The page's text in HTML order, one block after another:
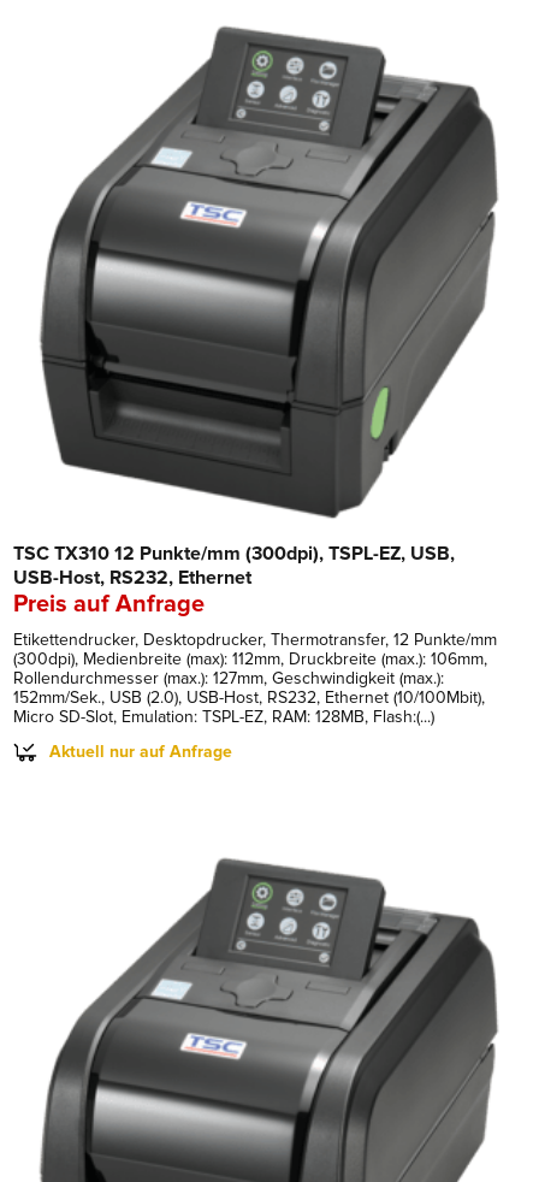
TSC TX310 12 Punkte/mm (300dpi), TSPL-EZ, USB,
USB-Host, RS232, Ethernet
Preis auf Anfrage
Etikettendrucker, Desktopdrucker, Thermotransfer, 12 Punkte/mm
(300dpi), Medienbreite (max): 112mm, Druckbreite (max.): 106mm,
Rollendurchmesser (max.): 127mm, Geschwindigkeit (max.):
152mm/Sek., USB (2.0), USB-Host, RS232, Ethernet (10/100Mbit),
Micro SD-Slot, Emulation: TSPL-EZ, RAM: 128MB, Flash:(...)
Aktuell nur auf Anfrage